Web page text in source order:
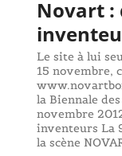
Novart :
Le site à lui
15 novembre,
la Biennale
novembre
inventeurs La
la scène